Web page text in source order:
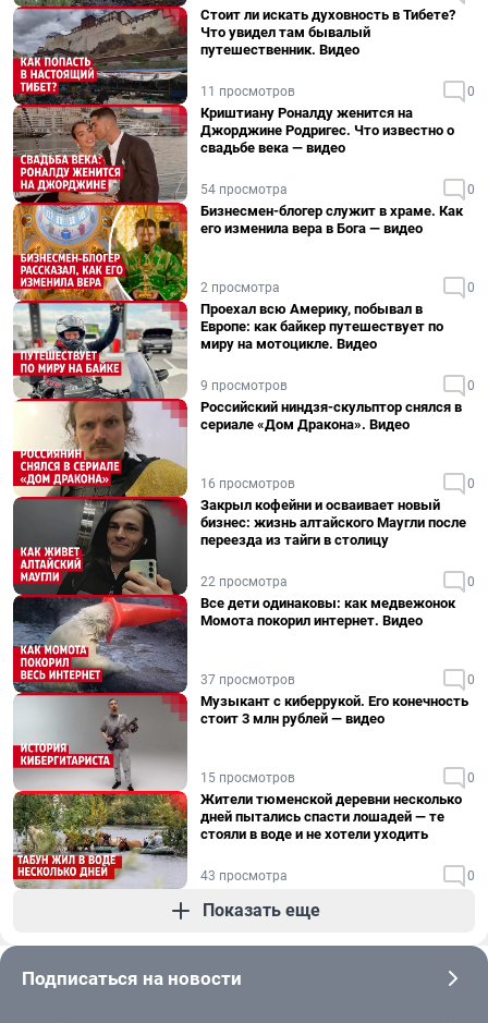
Стоит ли искать духовность в Тибете?
Что увидел там бывалый
путешественник. Видео
11 просмотров 0
Криштиану Роналду женится на
Джорджине Родригес. Что известно о
свадьбе века — видео
54 просмотра 0
Бизнесмен-блогер служит в храме. Как
его изменила вера в Бога — видео
2 просмотра 0
Проехал всю Америку, побывал в
Европе: как байкер путешествует по
миру на мотоцикле. Видео
9 просмотров 0
Российский ниндзя-скульптор снялся в
сериале «Дом Дракона». Видео
16 просмотров 0
Закрыл кофейни и осваивает новый
бизнес: жизнь алтайского Маугли после
переезда из тайги в столицу
22 просмотра 0
Все дети одинаковы: как медвежонок
Момота покорил интернет. Видео
37 просмотров 0
Музыкант с киберрукой. Его конечность
стоит 3 млн рублей — видео
15 просмотров 0
Жители тюменской деревни несколько
дней пытались спасти лошадей — те
стояли в воде и не хотели уходить
43 просмотра 0
Показать еще
Подписаться на новости